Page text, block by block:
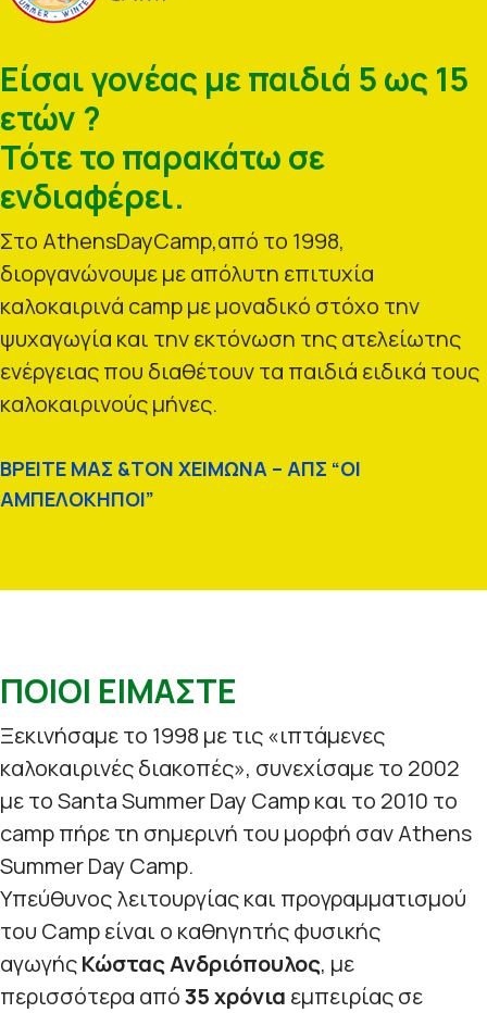
Είσαι γονέας με παιδιά 5 ως 15
ετών ?
Τότε το παρακάτω σε
ενδιαφέρει.
Στο AthensDayCamp,από το 1998,
διοργανώνουμε με απόλυτη επιτυχία
καλοκαιρινά camp με μοναδικό στόχο την
ψυχαγωγία και την εκτόνωση της ατελείωτης
ενέργειας που διαθέτουν τα παιδιά ειδικά τους
καλοκαιρινούς μήνες.
ΒΡΕΙΤΕ ΜΑΣ &ΤΟΝ ΧΕΙΜΩΝΑ – ΑΠΣ “ΟΙ
ΑΜΠΕΛΟΚΗΠΟΙ”
ΠΟΙΟΙ ΕΙΜΑΣΤΕ
Ξεκινήσαμε το 1998 με τις «ιπτάμενες
καλοκαιρινές διακοπές», συνεχίσαμε το 2002
με το Santa Summer Day Camp και το 2010 το
camp πήρε τη σημερινή του μορφή σαν Athens
Summer Day Camp.
Υπεύθυνος λειτουργίας και προγραμματισμού
του Camp είναι ο καθηγητής φυσικής
αγωγήςΚώστας Ανδριόπουλος, με
περισσότερα από35 χρόνια εμπειρίας σε